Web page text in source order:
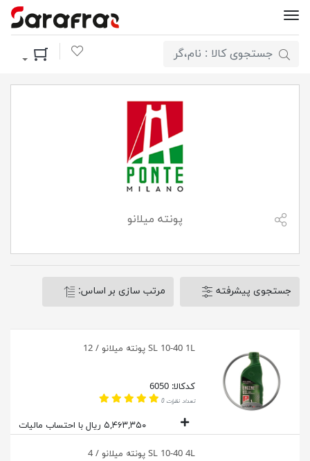
لیست مورد علاقه
سبد خرید
پونته میلانو
جستجوی پیشرفته مرتب سازی بر اساس:
SL 10-40 1L پونته میلانو / 12
کدکالا: 6050
تعداد نظرات 0
۵,۴۶۳,۳۵۰ ریال با احتساب مالیات
SL 10-40 4L پونته میلانو / 4